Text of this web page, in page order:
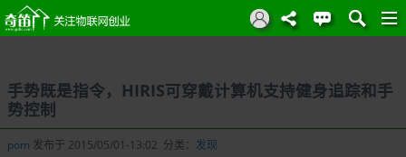
手势既是指令，HIRIS可穿戴计算机支持健身追踪和手
势控制
pom 发布于 2015/05/01-13:02 分类： 发现